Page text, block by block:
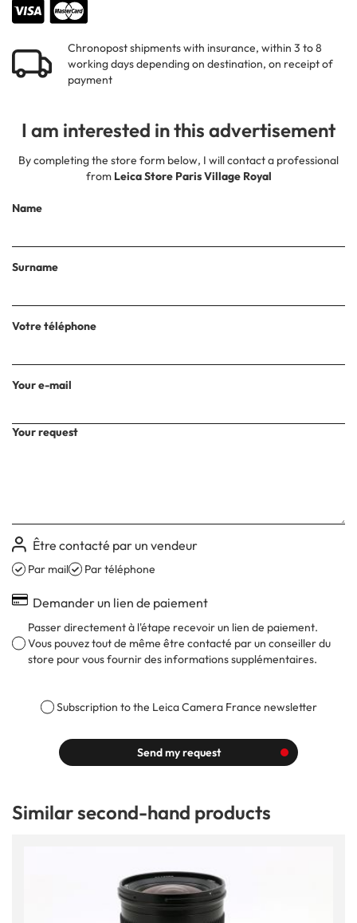
Chronopost shipments with insurance, within 3 to 8
working days depending on destination, on receipt of
payment
I am interested in this advertisement
By completing the store form below, I will contact a professional
from Leica Store Paris Village Royal
Name
Surname
Votre téléphone
Your e-mail
Your request
Être contacté par un vendeur
Par mail Par téléphone
Demander un lien de paiement
Passer directement à l'étape recevoir un lien de paiement.
Vous pouvez tout de même être contacté par un conseiller du
store pour vous fournir des informations supplémentaires.
Subscription to the Leica Camera France newsletter
Send my request
Similar second-hand products